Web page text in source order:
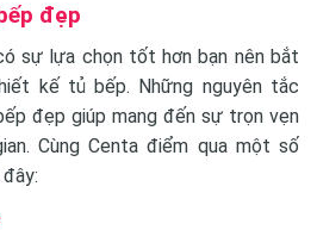
đẹp
sự lựa chọn tốt hơn bạn nên bắt
kế tủ bếp. Những nguyên tắc
đẹp giúp mang đến sự trọn vẹn
Cùng Centa điểm qua một số